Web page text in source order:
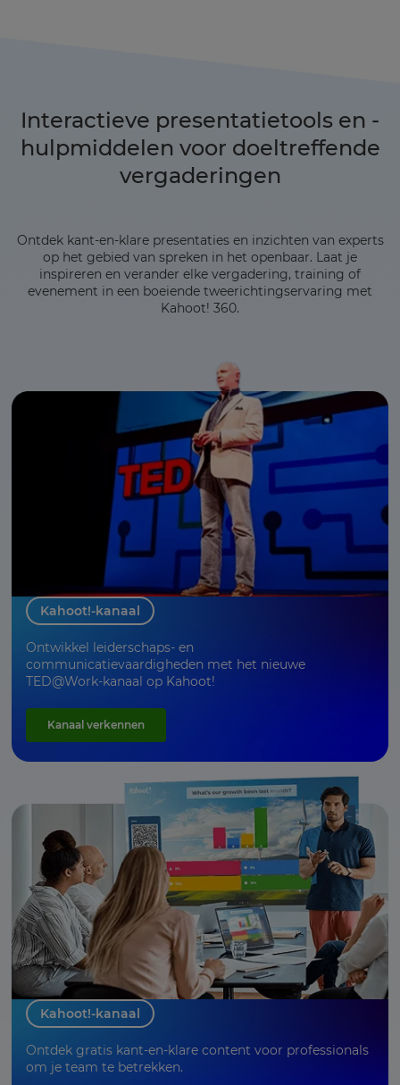
Interactieve presentatietools en -
hulpmiddelen voor doeltreffende
vergaderingen
Ontdek kant-en-klare presentaties en inzichten van experts
op het gebied van spreken in het openbaar. Laat je
inspireren en verander elke vergadering, training of
evenement in een boeiende tweerichtingservaring met
Kahoot! 360.
Kahoot!-kanaal
Ontwikkel leiderschaps- en
communicatievaardigheden met het nieuwe
TED@Work-kanaal op Kahoot!
Kanaal verkennen
Kahoot!-kanaal
Ontdek gratis kant-en-klare content voor professionals
om je team te betrekken.